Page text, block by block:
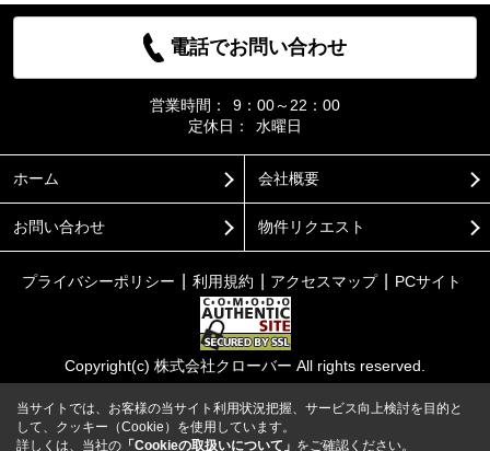
電話でお問い合わせ
営業時間：
9：00～22：00
定休日：
水曜日
ホーム 会社概要
お問い合わせ 物件リクエスト
プライバシーポリシー 利用規約 アクセスマップ PCサイト
Copyright(c) 株式会社クローバー All rights reserved.
当サイトでは、お客様の当サイト利用状況把握、サービス向上検討を目的と
して、クッキー（Cookie）を使用しています。
詳しくは、当社の 「Cookieの取扱いについて」 をご確認ください。